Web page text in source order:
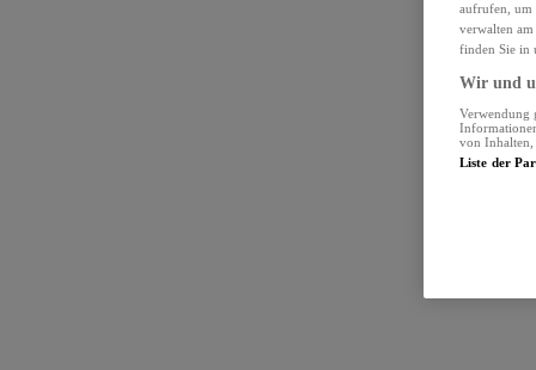
aufrufen, um
verwalten
finden Sie in
Wir und
Verwendung
von Inhalten,
Liste der